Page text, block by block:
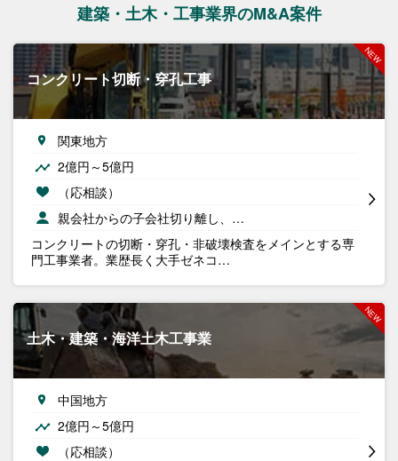
建築・土木・工事業界のM&A案件
コンクリート切断・穿孔工事
関東地方
2億円～5億円
（応相談）
親会社からの子会社切り離し、…
コンクリートの切断・穿孔・非破壊検査をメインとする専
門工事業者。業歴長く大手ゼネコ…
土木・建築・海洋土木工事業
中国地方
2億円～5億円
（応相談）